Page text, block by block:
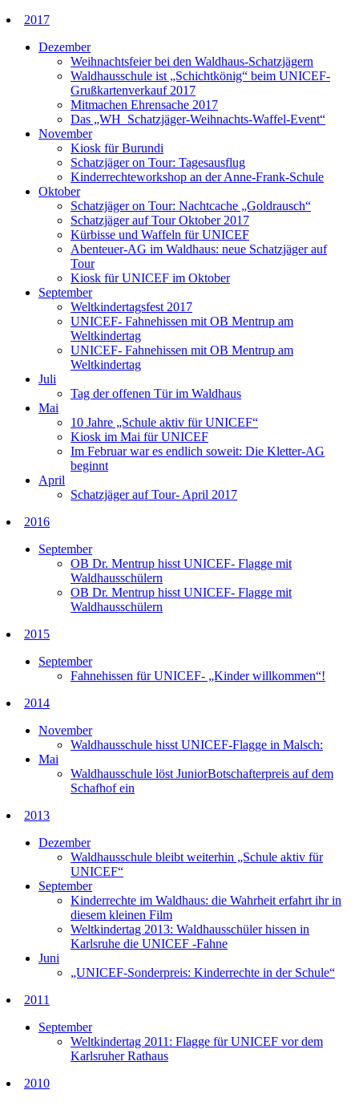
2017
Dezember
Weihnachtsfeier bei den Waldhaus-Schatzjägern
Waldhausschule ist „Schichtkönig“ beim UNICEF-
Grußkartenverkauf 2017
Mitmachen Ehrensache 2017
Das „WH_Schatzjäger-Weihnachts-Waffel-Event“
November
Kiosk für Burundi
Schatzjäger on Tour: Tagesausflug
Kinderrechteworkshop an der Anne-Frank-Schule
Oktober
Schatzjäger on Tour: Nachtcache „Goldrausch“
Schatzjäger auf Tour Oktober 2017
Kürbisse und Waffeln für UNICEF
Abenteuer-AG im Waldhaus: neue Schatzjäger auf
Tour
Kiosk für UNICEF im Oktober
September
Weltkindertagsfest 2017
UNICEF- Fahnehissen mit OB Mentrup am
Weltkindertag
UNICEF- Fahnehissen mit OB Mentrup am
Weltkindertag
Juli
Tag der offenen Tür im Waldhaus
Mai
10 Jahre „Schule aktiv für UNICEF“
Kiosk im Mai für UNICEF
Im Februar war es endlich soweit: Die Kletter-AG
beginnt
April
Schatzjäger auf Tour- April 2017
2016
September
OB Dr. Mentrup hisst UNICEF- Flagge mit
Waldhausschülern
OB Dr. Mentrup hisst UNICEF- Flagge mit
Waldhausschülern
2015
September
Fahnehissen für UNICEF- „Kinder willkommen“!
2014
November
Waldhausschule hisst UNICEF-Flagge in Malsch:
Mai
Waldhausschule löst JuniorBotschafterpreis auf dem
Schafhof ein
2013
Dezember
Waldhausschule bleibt weiterhin „Schule aktiv für
UNICEF“
September
Kinderrechte im Waldhaus: die Wahrheit erfahrt ihr in
diesem kleinen Film
Weltkindertag 2013: Waldhausschüler hissen in
Karlsruhe die UNICEF -Fahne
Juni
„UNICEF-Sonderpreis: Kinderrechte in der Schule“
2011
September
Weltkindertag 2011: Flagge für UNICEF vor dem
Karlsruher Rathaus
2010